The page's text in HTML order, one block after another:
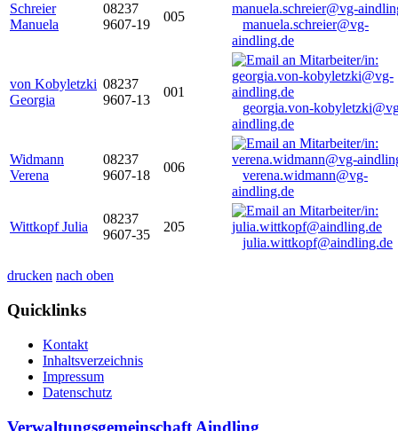
Schreier
Manuela
08237
9607-19
005
manuela.schreier@vg-
aindling.de
von Kobyletzki
Georgia
08237
9607-13
001
georgia.von-
aindling.de
Widmann
Verena
08237
9607-18
006
verena.widmann@vg-
aindling.de
Wittkopf Julia
08237
9607-35
205
julia.wittkopf@aindling.de
drucken nach oben
Quicklinks
Kontakt
Inhaltsverzeichnis
Impressum
Datenschutz
Verwaltungsgemeinschaft Aindling